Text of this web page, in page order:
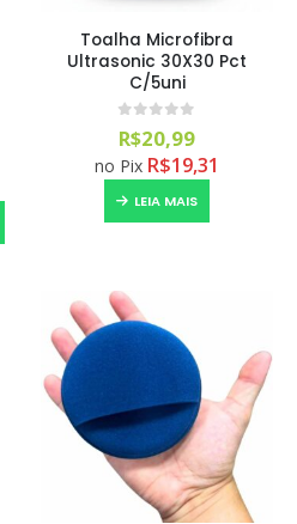
Toalha Microfibra
Ultrasonic 30X30 Pct
C/5uni
R$20,99
no Pix R$19,31
LEIA MAIS